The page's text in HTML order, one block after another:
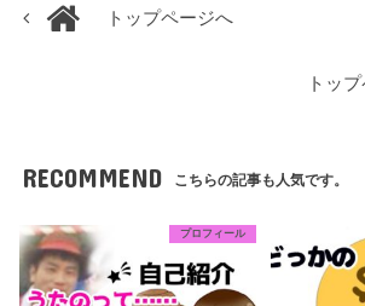
トップページへ
トッ
RECOMMEND こちらの記事も人気です。
プロフィール